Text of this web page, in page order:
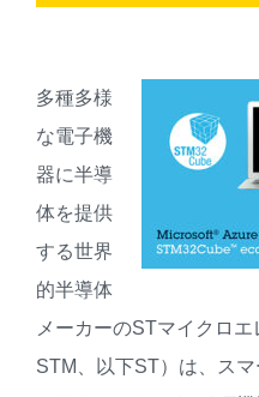
多種多様
な電子機
器に半導
体を提供
する世界
的半導体
メーカーのSTマイクロ
STM、以下ST）は、ス